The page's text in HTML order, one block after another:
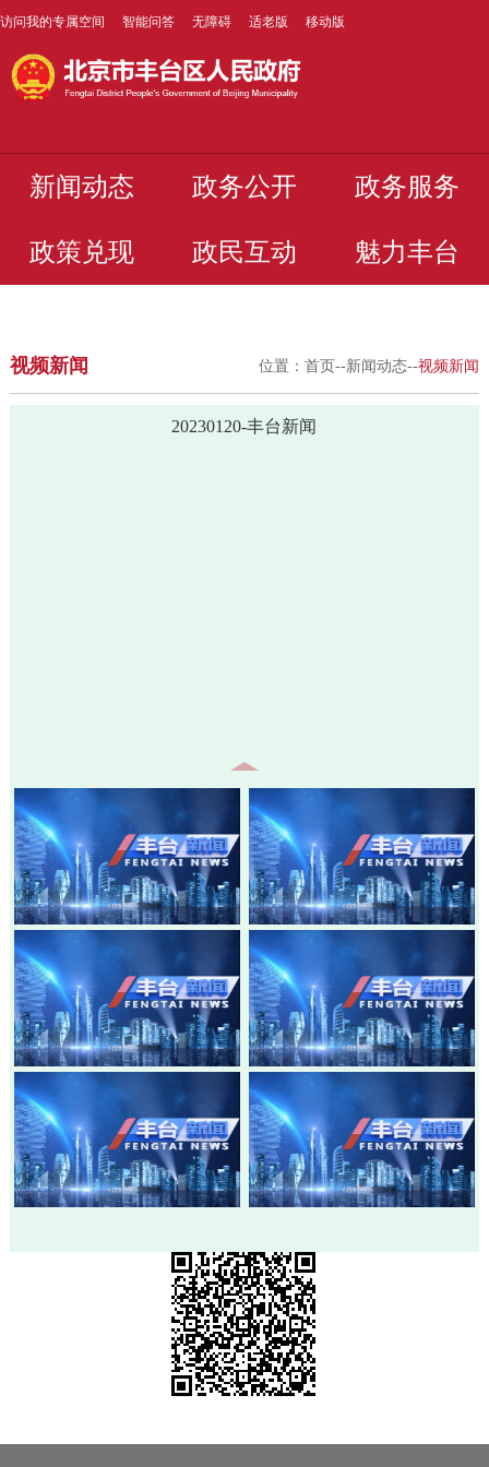
访问我的专属空间 智能问答 无障碍 适老版 移动版
新闻动态 政务公开 政务服务
政策兑现 政民互动 魅力丰台
视频新闻 位置：首页--新闻动态--视频新闻
20230120-丰台新闻
20260807-丰台新闻
20260805-丰台新闻
20260803-丰台新闻
20260730-丰台新闻